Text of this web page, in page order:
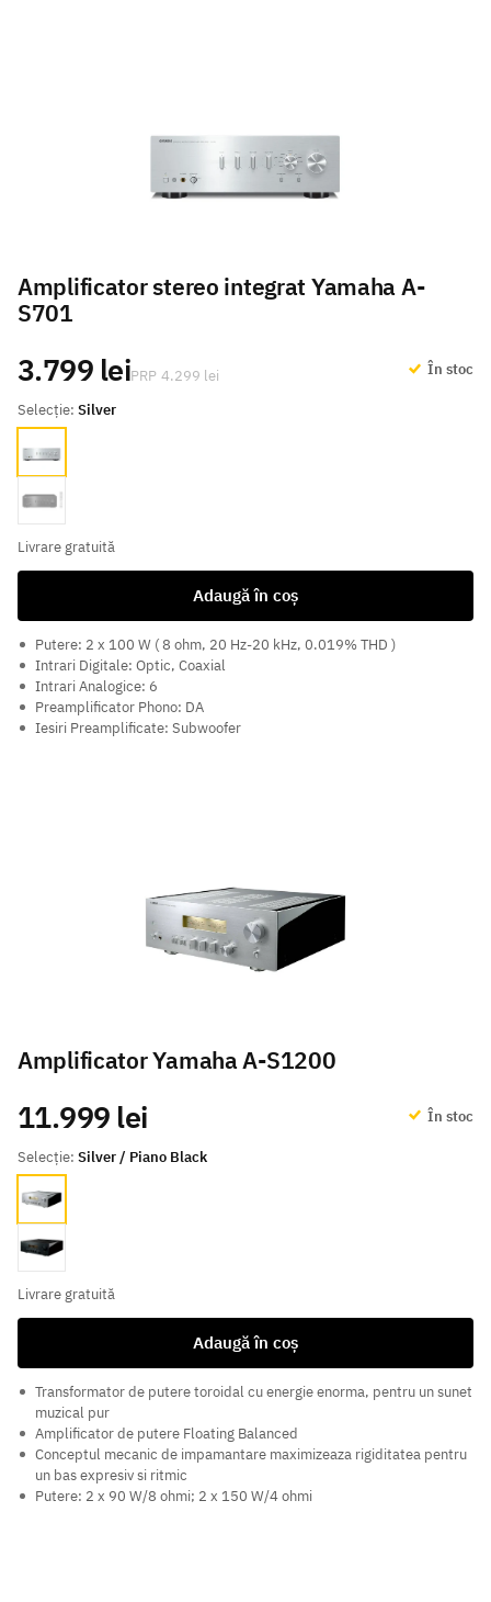
Amplificator stereo integrat Yamaha A-
S701
În stoc
Selecție: Silver
Silver
Black
Livrare gratuită
3.799 lei 4.299 lei
Adaugă în coș
Putere: 2 x 100 W ( 8 ohm, 20 Hz-20 kHz, 0.019% THD )
Intrari Digitale: Optic, Coaxial
Intrari Analogice: 6
Preamplificator Phono: DA
Iesiri Preamplificate: Subwoofer
Amplificator Yamaha A-S1200
În stoc
Selecție: Silver / Piano Black
Silver / Piano Black
Black / Piano Black
Livrare gratuită
11.999 lei
Adaugă în coș
Transformator de putere toroidal cu energie enorma, pentru un sunet
muzical pur
Amplificator de putere Floating Balanced
Conceptul mecanic de impamantare maximizeaza rigiditatea pentru
un bas expresiv si ritmic
Putere: 2 x 90 W/8 ohmi; 2 x 150 W/4 ohmi